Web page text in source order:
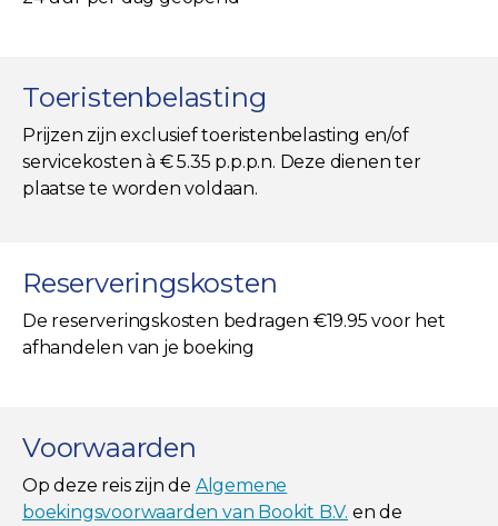
Toeristenbelasting
Prijzen zijn exclusief toeristenbelasting en/of
servicekosten à € 5.35 p.p.p.n. Deze dienen ter
plaatse te worden voldaan.
Reserveringskosten
De reserveringskosten bedragen €19.95 voor het
afhandelen van je boeking
Voorwaarden
Op deze reis zijn de Algemene
boekingsvoorwaarden van Bookit B.V. en de